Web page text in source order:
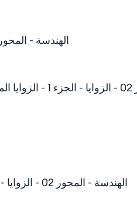
الهندسة - المحور 01 - التّعامد و التّوازي - الجزء 4 - الوضعية النسبية لدائرة و مستقيم
الهندسة - المحور 02 - الزوايا - الجزء 3 - مجموع أقيسة زوايا المثلث - مجموع أقيسة زوايا الرباعي